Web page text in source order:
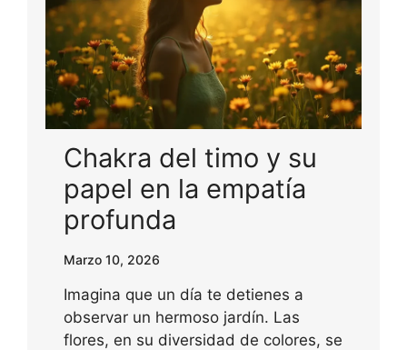
Chakra del timo y su
papel en la empatía
profunda
Marzo 10, 2026
Imagina que un día te detienes a
observar un hermoso jardín. Las
flores, en su diversidad de colores, se